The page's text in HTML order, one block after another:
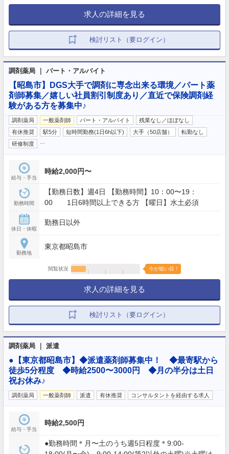
求人の詳細を見る
検討リスト（要ログイン）
調剤薬局 ｜ パート・アルバイト
【昭島市】DGS大手で調剤に専念出来る環境／パート薬
剤師募集／嬉しい社員割引制度あり／直近で保険調剤経
験がある方を募集中♪
調剤薬局 一般薬剤師 パート・アルバイト
残業なし／ほぼなし
有休推奨
駅5分 短時間勤務(1日6h以下) 大手（50店舗）
転勤なし
研修制度
給与・手当
時給2,000円〜
勤務時間
【勤務日数】週4日 【勤務時間】10：00〜19：
00 1日6時間以上できる方 【曜日】水土必須
休日・休暇
勤務日以外
勤務地
東京都昭島市
閲覧状況 今が狙い目！
求人の詳細を見る
検討リスト（要ログイン）
調剤薬局 ｜ 派遣
●【東京都昭島市】◆派遣薬剤師募集中！ ◆最寄駅から
徒歩5分程度 ◆時給2500〜3000円 ◆月の半分は土日
祝お休み♪
調剤薬局 一般薬剤師 派遣 有休推奨 コンサルタントを経由する求人
給与・手当
時給2,500円
●勤務時間＊月〜土のうち週5日程度＊9:00-